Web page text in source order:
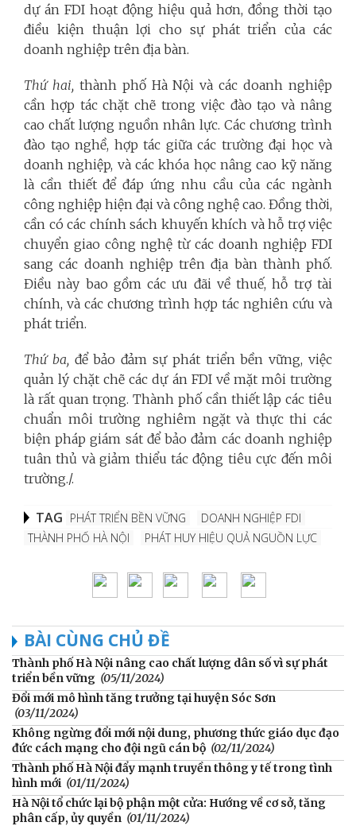
dự án FDI hoạt động hiệu quả hơn, đồng thời tạo
điều kiện thuận lợi cho sự phát triển của các
doanh nghiệp trên địa bàn.
Thứ hai, thành phố Hà Nội và các doanh nghiệp
cần hợp tác chặt chẽ trong việc đào tạo và nâng
cao chất lượng nguồn nhân lực. Các chương trình
đào tạo nghề, hợp tác giữa các trường đại học và
doanh nghiệp, và các khóa học nâng cao kỹ năng
là cần thiết để đáp ứng nhu cầu của các ngành
công nghiệp hiện đại và công nghệ cao. Đồng thời,
cần có các chính sách khuyến khích và hỗ trợ việc
chuyển giao công nghệ từ các doanh nghiệp FDI
sang các doanh nghiệp trên địa bàn thành phố.
Điều này bao gồm các ưu đãi về thuế, hỗ trợ tài
chính, và các chương trình hợp tác nghiên cứu và
phát triển.
Thứ ba, để bảo đảm sự phát triển bền vững, việc
quản lý chặt chẽ các dự án FDI về mặt môi trường
là rất quan trọng. Thành phố cần thiết lập các tiêu
chuẩn môi trường nghiêm ngặt và thực thi các
biện pháp giám sát để bảo đảm các doanh nghiệp
tuân thủ và giảm thiểu tác động tiêu cực đến môi
trường./.
TAG PHÁT TRIỂN BỀN VỮNG
DOANH NGHIỆP FDI
THÀNH PHỐ HÀ NỘI
PHÁT HUY HIỆU QUẢ NGUỒN LỰC
BÀI CÙNG CHỦ ĐỀ
Thành phố Hà Nội nâng cao chất lượng dân số vì sự phát
triển bền vững (05/11/2024)
Đổi mới mô hình tăng trưởng tại huyện Sóc Sơn
(03/11/2024)
Không ngừng đổi mới nội dung, phương thức giáo dục đạo
đức cách mạng cho đội ngũ cán bộ (02/11/2024)
Thành phố Hà Nội đẩy mạnh truyền thông y tế trong tình
hình mới (01/11/2024)
Hà Nội tổ chức lại bộ phận một cửa: Hướng về cơ sở, tăng
phân cấp, ủy quyền (01/11/2024)